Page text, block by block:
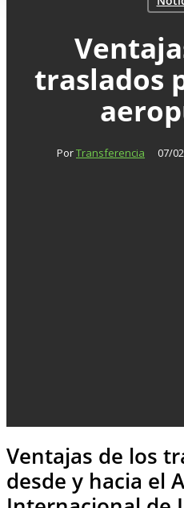
traslados
PorTransferencia 07/
Ventajas de los
desde y hacia el